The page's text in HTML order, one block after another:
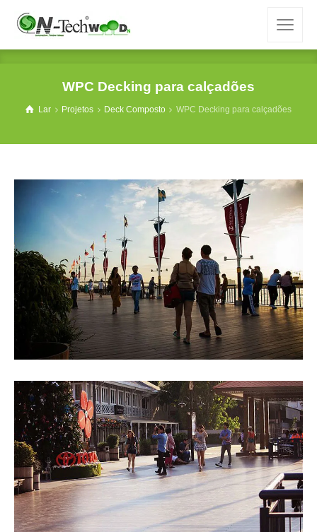
WPC Decking para calçadões
Lar Projetos Deck Composto WPC Decking para calçadões